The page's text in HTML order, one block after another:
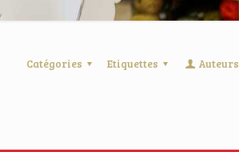
Catégories Etiquettes Auteurs